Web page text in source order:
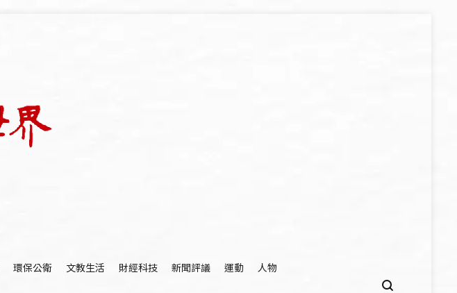
環保公衛 文教生活 財經科技 新聞評議 運動 人物